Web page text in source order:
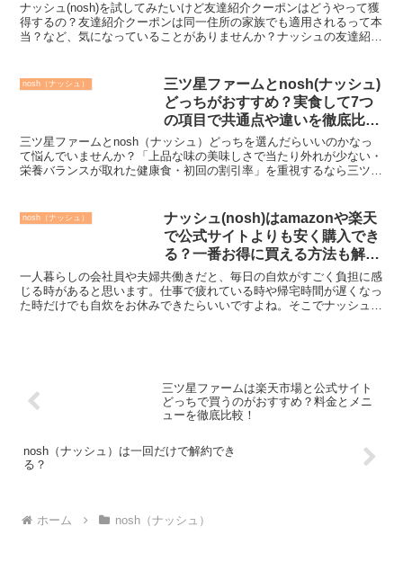
ナッシュ(nosh)を試してみたいけど友達紹介クーポンはどうやって獲
得するの？友達紹介クーポンは同一住所の家族でも適用されるって本
当？など、気になっていることがありませんか？ナッシュの友達紹介
nosh（ナッシュ）
三ツ星ファームとnosh(ナッシュ)
どっちがおすすめ？実食して7つ
の項目で共通点や違いを徹底比
較！
三ツ星ファームとnosh（ナッシュ）どっちを選んだらいいのかなっ
て悩んでいませんか？「上品な味の美味しさで当たり外れが少ない・
栄養バランスが取れた健康食・初回の割引率」を重視するなら三ツ星
nosh（ナッシュ）
ナッシュ(nosh)はamazonや楽天
で公式サイトよりも安く購入でき
る？一番お得に買える方法も解
説！
一人暮らしの会社員や夫婦共働きだと、毎日の自炊がすごく負担に感
じる時があると思います。仕事で疲れている時や帰宅時間が遅くなっ
た時だけでも自炊をお休みできたらいいですよね。そこでナッシュの
三ツ星ファームは楽天市場と公式サイト
どっちで買うのがおすすめ？料金とメニ
ューを徹底比較！
nosh（ナッシュ）は一回だけで解約でき
る？
ホーム nosh（ナッシュ）